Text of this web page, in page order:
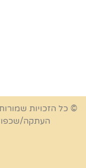
© כל הזכויות
העתקה/